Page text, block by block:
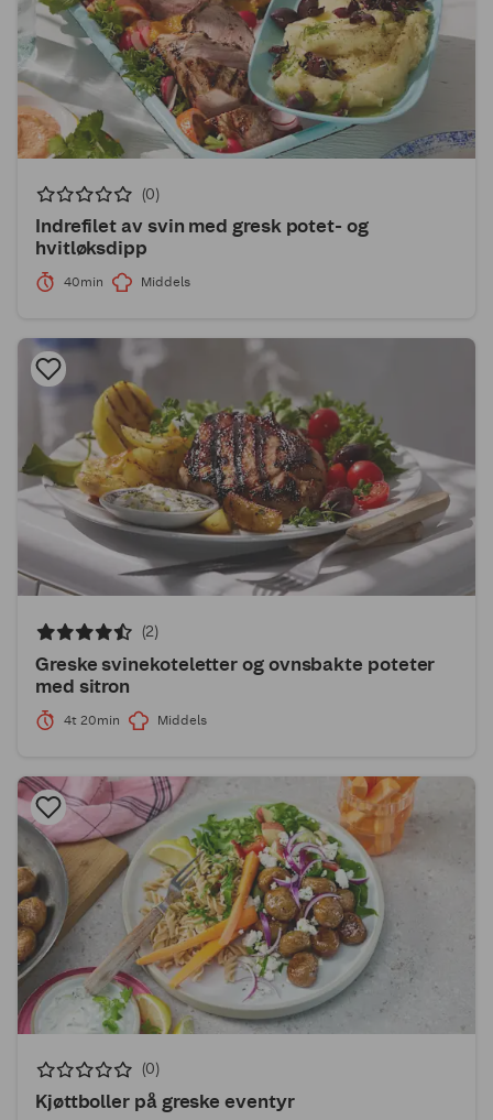
(0)
Indrefilet av svin med gresk potet- og
hvitløksdipp
40min Middels
(2)
Greske svinekoteletter og ovnsbakte poteter
med sitron
4t 20min Middels
(0)
Kjøttboller på greske eventyr